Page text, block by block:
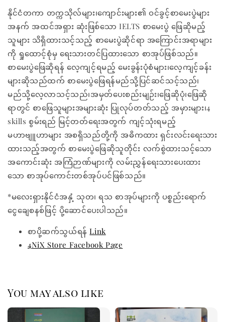
နိုင်ငံတကာ တက္ကသိုလ်များ၊ကျောင်းများ၏ ဝင်ခွင့်စာမေးပွဲများ
အနက် အထင်အရှား ဆုံးဖြစ်သော IELTS စာမေးပွဲ ဖြေဆိုမည့်
သူများ သိရှိထားသင့်သည့် စာမေးပွဲဆိုင်ရာ အကြောင်းအရာများ
ကို ရှုထောင့်စုံမှ ရေးသားတင်ပြထားသော စာအုပ်ဖြစ်သည်။
စာမေးပွဲဖြေဆိုရန် လေ့ကျင့်ရမည့် မေးခွန်းပုံစံများ၊လေ့ကျင့်ခန်း
များဆိုသည်ထက် စာမေးပွဲဖြေရန်မည်သို့ပြင်ဆင်သင့်သည်၊
မည်သို့လေ့လာသင့်သည်၊အမှတ်ပေးစည်းမျဉ်း၊ဖြေဆိုပုံ၊ဖြေဆို
ရာတွင် စာဖြေသူများအများဆုံး ပြုလုပ်တတ်သည့် အမှားများ၊4
skills စွမ်းရည် မြင့်တတ်ရေးအတွက် ကျင့်သုံးရမည့်
မဟာဗျူဟာများ အစရှိသည်တို့ကို အဓိကထား ရှင်းလင်းရေးသား
ထားသည့်အတွက် စာမေးပွဲဖြေဆိုသူတိုင်း လက်စွဲထားသင့်သော
အကောင်းဆုံး အကြံဉာဏ်များကို လမ်းညွှန်ရေးသားပေးထား
သော စာအုပ်ကောင်းတစ်အုပ်ပင်ဖြစ်သည်။
*မလေးရှားနိုင်ငံအနှံ့ သုတ၊ ရသ စာအုပ်များကို ပစ္စည်းရောက်
ငွေချေစနစ်ဖြင့် ပို့ဆောင်ပေးပါသည်။
စာပို့ဆက်သွယ်ရန်Link
4NiX Store Facebook Page
You may also like